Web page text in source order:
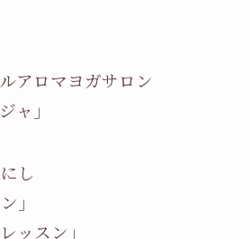
アロマヨガサロン
ャ」
し
」
ッスン」